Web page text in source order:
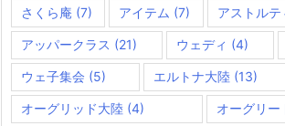
さくら庵 (7) アイテム (7) アストルテ
アッパークラス (21) ウェディ (4)
ウェ子集会 (5) エルトナ大陸 (13)
オーグリッド大陸 (4) オーグリー